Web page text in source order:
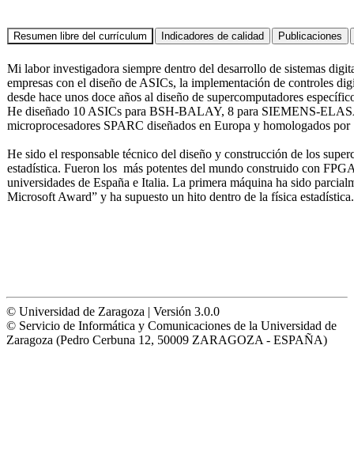
Mi labor investigadora siempre dentro del desarrollo de sistemas
empresas con el diseño de ASICs, la implementación de controles
desde hace unos doce años al diseño de supercomputadores
He diseñado 10 ASICs para BSH-BALAY, 8 para SIEMENS-
microprocesadores SPARC diseñados en Europa y homologados
He sido el responsable técnico del diseño y construcción de los
estadística. Fueron los más potentes del mundo construido con
universidades de España e Italia. La primera máquina ha sido
Microsoft Award” y ha supuesto un hito dentro de la física
© Universidad de Zaragoza | Versión 3.0.0
© Servicio de Informática y Comunicaciones de la Universidad de
Zaragoza (Pedro Cerbuna 12, 50009 ZARAGOZA - ESPAÑA)